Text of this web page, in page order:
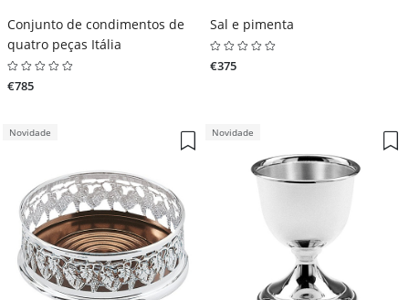
Conjunto de condimentos de
quatro peças Itália
€785
Sal e pimenta
€375
Novidade Novidade